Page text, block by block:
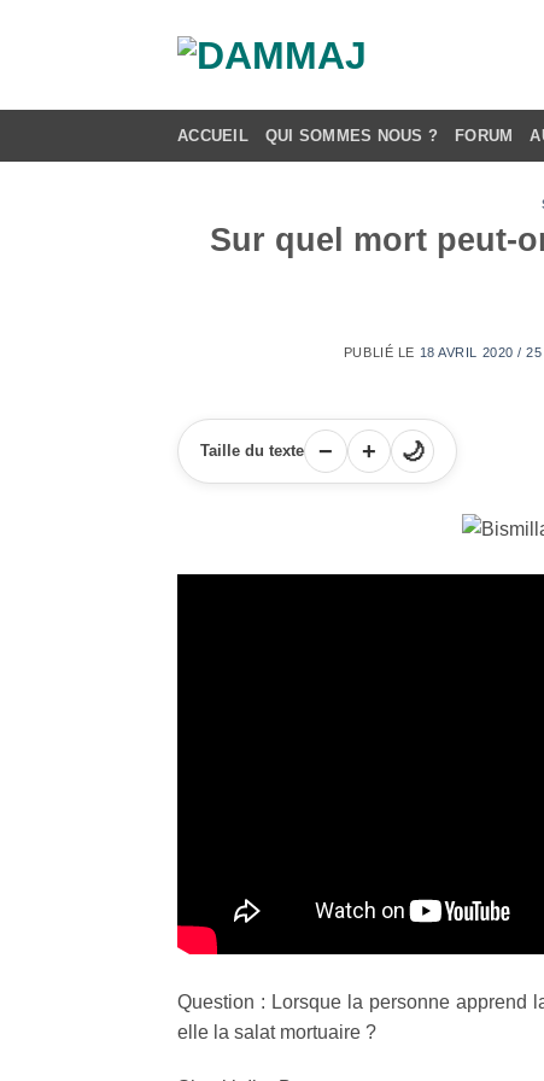
ACCUEIL QUI SOMMES NOUS ? FORUM
Sur quel mort peut-
PUBLIÉ LE 18 AVRIL 2020 /
Taille du texte − + 🌙
Question : Lorsque la personne apprend
elle la salat mortuaire ?